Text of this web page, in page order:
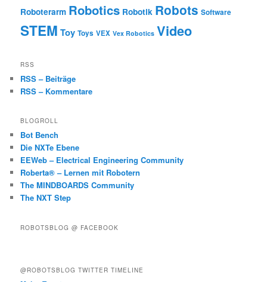
Roboterarm Robotics Robotik Robots Software
STEM Toy Toys VEX Vex Robotics Video
RSS
RSS – Beiträge
RSS – Kommentare
BLOGROLL
Bot Bench
Die NXTe Ebene
EEWeb – Electrical Engineering Community
Roberta® – Lernen mit Robotern
The MINDBOARDS Community
The NXT Step
ROBOTSBLOG @ FACEBOOK
@ROBOTSBLOG TWITTER TIMELINE